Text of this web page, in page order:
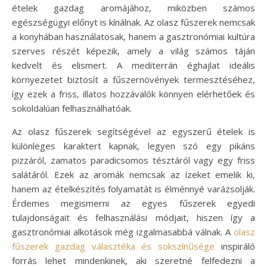
ételek gazdag aromájához, miközben számos
egészségügyi előnyt is kínálnak. Az olasz fűszerek nemcsak
a konyhában használatosak, hanem a gasztronómiai kultúra
szerves részét képezik, amely a világ számos táján
kedvelt és elismert. A mediterrán éghajlat ideális
környezetet biztosít a fűszernövények termesztéséhez,
így ezek a friss, illatos hozzávalók könnyen elérhetőek és
sokoldalúan felhasználhatóak.
Az olasz fűszerek segítségével az egyszerű ételek is
különleges karaktert kapnak, legyen szó egy pikáns
pizzáról, zamatos paradicsomos tésztáról vagy egy friss
salátáról. Ezek az aromák nemcsak az ízeket emelik ki,
hanem az ételkészítés folyamatát is élménnyé varázsolják.
Érdemes megismerni az egyes fűszerek egyedi
tulajdonságait és felhasználási módjait, hiszen így a
gasztronómiai alkotások még izgalmasabbá válnak. A olasz
fűszerek gazdag választéka és sokszínűsége inspiráló
forrás lehet mindenkinek, aki szeretné felfedezni a